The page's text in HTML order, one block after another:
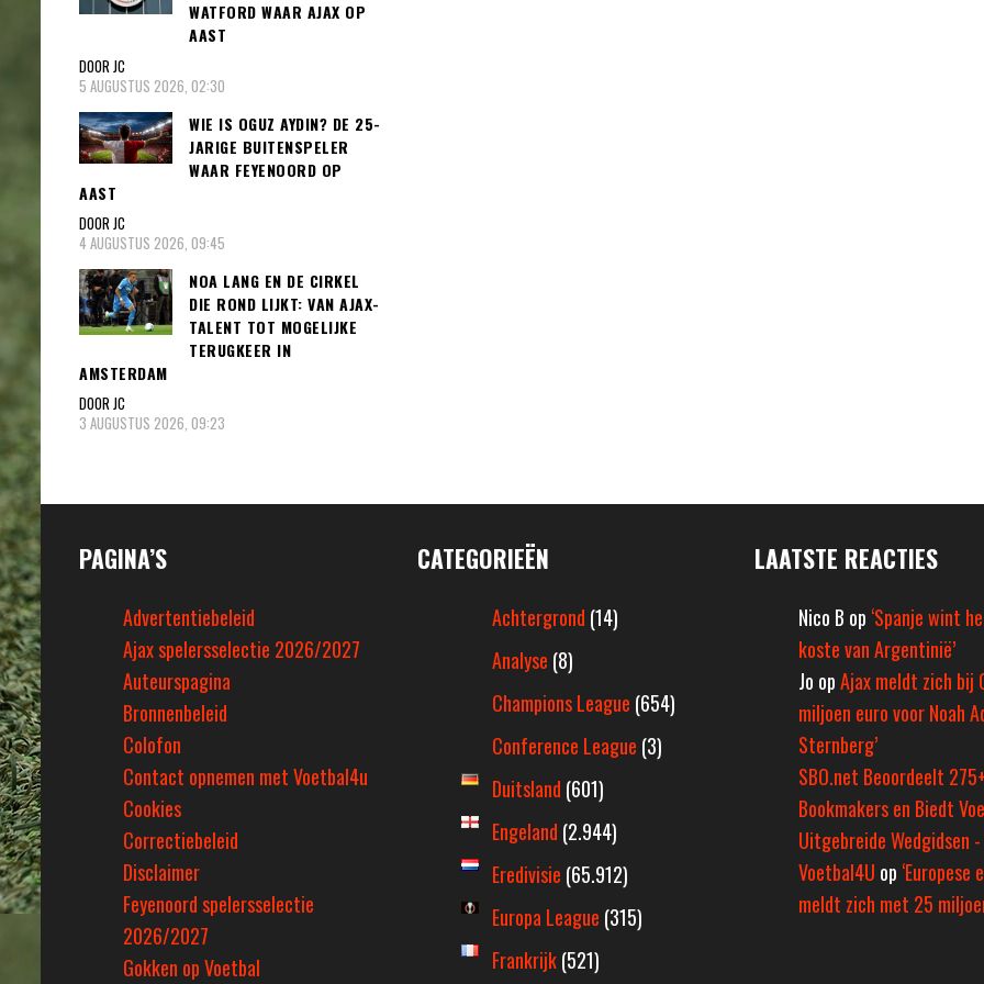
WATFORD WAAR AJAX OP
AAST
DOOR JC
5 AUGUSTUS 2026, 02:30
WIE IS OGUZ AYDIN? DE 25-
JARIGE BUITENSPELER
WAAR FEYENOORD OP
AAST
DOOR JC
4 AUGUSTUS 2026, 09:45
NOA LANG EN DE CIRKEL
DIE ROND LIJKT: VAN AJAX-
TALENT TOT MOGELIJKE
TERUGKEER IN
AMSTERDAM
DOOR JC
3 AUGUSTUS 2026, 09:23
PAGINA’S
Advertentiebeleid
Ajax spelersselectie 2026/2027
Auteurspagina
Bronnenbeleid
Colofon
Contact opnemen met Voetbal4u
Cookies
Correctiebeleid
Disclaimer
Feyenoord spelersselectie
2026/2027
Gokken op Voetbal
CATEGORIEËN
Achtergrond (14)
Analyse (8)
Champions League (654)
Conference League (3)
Duitsland (601)
Engeland (2.944)
Eredivisie (65.912)
Europa League (315)
Frankrijk(521)
LAATSTE REACTIES
Nico B op ‘Spanje wint
koste van Argentinië’
Jo opAjax meldt zich bij
miljoen euro voor Noah
Sternberg’
SBO.net Beoordeelt
Bookmakers en Biedt
Uitgebreide Wedgidsen -
Voetbal4U op
meldt zich met 25